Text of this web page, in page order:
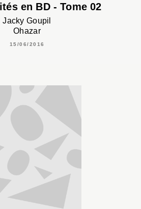
en BD - Tome 02
Jacky Goupil
Ohazar
15/06/2016